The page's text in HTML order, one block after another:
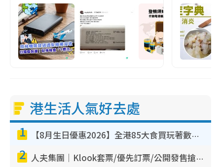
港生活人氣好去處
1 【8月生日優惠2026】全港85大食買玩著數攻略 自助餐/火鍋放題同行免費＋誠品/DONKI送現金券
2 人夫集團｜Klook套票/優先訂票/公開發售搶飛攻略！附票價.購票連結.場地座位表